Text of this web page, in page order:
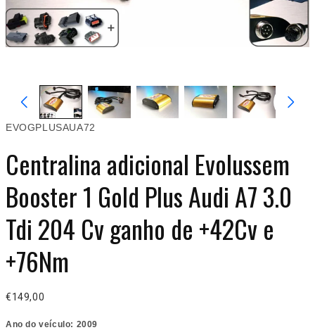
EVOGPLUSAUA72
Centralina adicional Evolussem
Booster 1 Gold Plus Audi A7 3.0
Tdi 204 Cv ganho de +42Cv e
+76Nm
€149,00
Ano do veículo: 2009